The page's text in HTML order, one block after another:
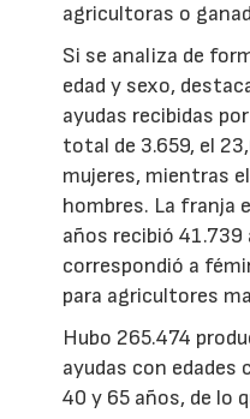
agricultoras o
Si se analiza de
edad y sexo,
ayudas recibidas
total de 3.659, el
mujeres, mientras
hombres. La franja
años recibió 41.739
correspondió a
para agricultores
Hubo 265.474
ayudas con edades
40 y 65 años, de lo